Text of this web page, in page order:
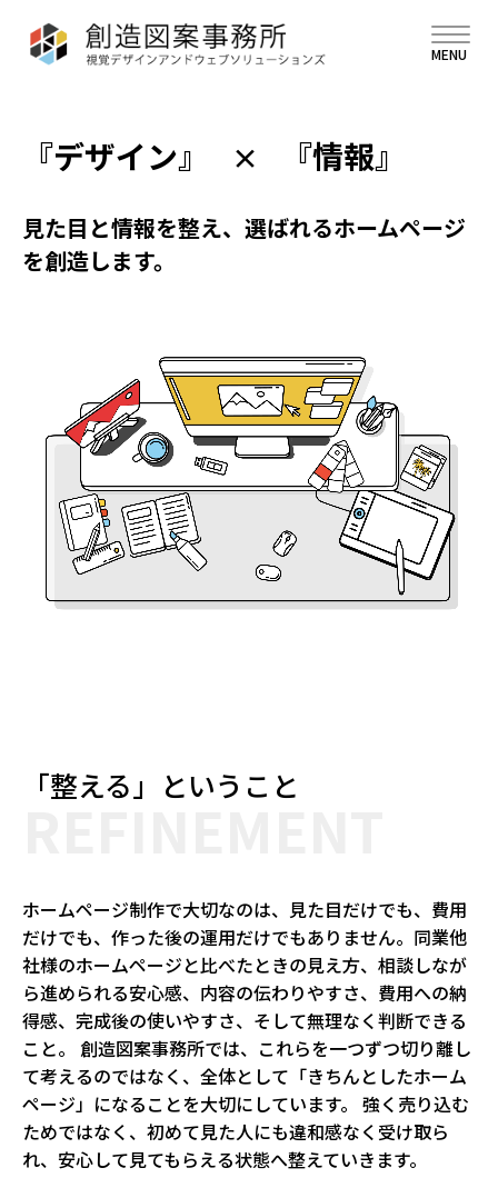
『デザイン』 × 『情報』
見た目と情報を整え、選ばれるホームページ
を創造します。
「整える」ということ
ホームページ制作で大切なのは、見た目だけでも、費用
だけでも、作った後の運用だけでもありません。同業他
社様のホームページと比べたときの見え方、相談しなが
ら進められる安心感、内容の伝わりやすさ、費用への納
得感、完成後の使いやすさ、そして無理なく判断できる
こと。 創造図案事務所では、これらを一つずつ切り離し
て考えるのではなく、全体として「きちんとしたホーム
ページ」になることを大切にしています。 強く売り込む
ためではなく、初めて見た人にも違和感なく受け取ら
れ、安心して見てもらえる状態へ整えていきます。